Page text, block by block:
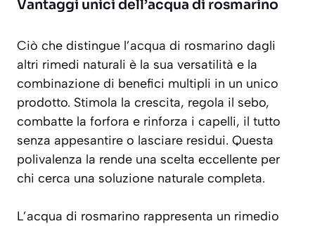
Vantaggi unici dell’acqua di rosmarino
Ciò che distingue l’acqua di rosmarino dagli
altri rimedi naturali è la sua versatilità e la
combinazione di benefici multipli in un unico
prodotto. Stimola la crescita, regola il sebo,
combatte la forfora e rinforza i capelli, il tutto
senza appesantire o lasciare residui. Questa
polivalenza la rende una scelta eccellente per
chi cerca una soluzione naturale completa.
L’acqua di rosmarino rappresenta un rimedio